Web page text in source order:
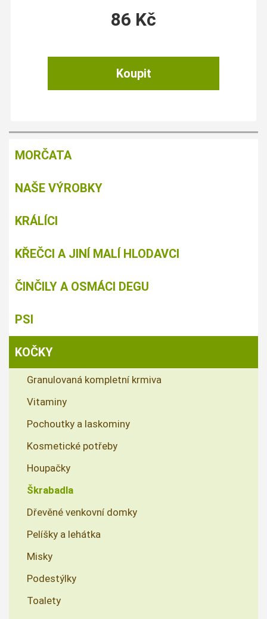
86 Kč
MORČATA
NAŠE VÝROBKY
KRÁLÍCI
KŘEČCI A JINÍ MALÍ HLODAVCI
ČINČILY A OSMÁCI DEGU
PSI
KOČKY
Granulovaná kompletní krmiva
Vitaminy
Pochoutky a laskominy
Kosmetické potřeby
Houpačky
Škrabadla
Dřevěné venkovní domky
Pelíšky a lehátka
Misky
Podestýlky
Toalety